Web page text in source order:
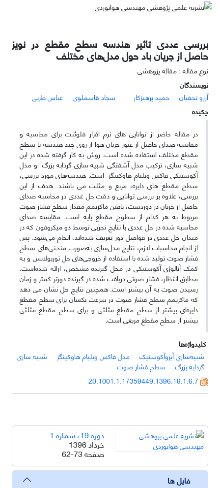
بررسی عددی تاثیر هندسه سطح مقطع در نویز
حاصل از جریان باد حول مدل‌های مختلف
نوع مقاله : مقاله پژوهشی
نویسندگان
آرزو نجفیان
حمید پرهیزکار سجاد قاسملوی
عباس طربی
چکیده
در مقاله حاضر از توانایی های نرم افزار فلوئنت برای محاسبه و
مقایسه صدای حاصل از عبور جریان هوا از روی چند هندسه با سطح
مقطع مختلف استفاده شده است. روش به کار گرفته شده در این
شبیه سازی، ترکیب مدل آشفتگی شبیه سازی گردابه بزرگ و مدل
آکوستیکی فاکس ویلیام هاوکینگز است. هندسه‌های مورد بررسی،
سطح مقطع های دایره‌، مربع و مثلث می باشند. هدف از این
بررسی، علاوه بر بررسی توانایی و دقت حل عددی در محاسبه صدای
حاصل از جریان در دوردست، یافتن ماکزیمم مقدار سطح فشار صوت
مربوط به هر کدام از سطوح مقطع پایه است. مقایسه صدای
محاسبه شده در حل عددی با نتایج تجربی توسط دو میکروفون که در
میدان حل عددی در فواصل دور تعریف شده‌اند، انجام می‌شود. پس
از انجام محاسبات لازم، نتایج مدل‌سازی به‌صورت منحنی‌های سطح
فشار صوت تولید شده با استفاده از خروجی‌های حل توربولانس و به
کمک آنالوژی آکوستیکی در محل گیرنده مشخص، ارائه شده‌است.
مطابق انتظار، فشار صوتی دریافت شده در گیرنده دورتر کمتر و زمان
رسیدن صوت به آن بیشتر است. همچنین نتایج حل نشان می دهد
که ماکزیمم سطح فشار صوت در سرعت یکسان برای سطح مقطع
دایره‌ای بیشتر از سطح مقطع مثلثی و برای سطح مقطع مثلثی
بیشتر از سطح مقطع مربعی است.
کلیدواژه‌ها
شبیه‌سازی آیروآکوستیک
مدل فاکس ویلیام هاوکینگز
شبیه سازی
گردابه بزرگ
سطح فشار صوت
20.1001.1.17359449.1396.19.1.6.7
دوره 19، شماره 1
خرداد 1396
صفحه62-73
فایل ها